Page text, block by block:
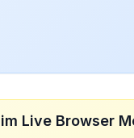
Live Browser